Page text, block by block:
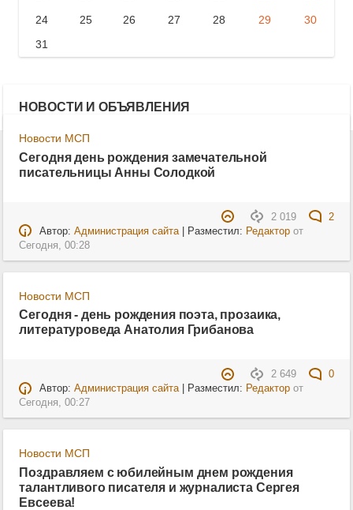
24
25 26 27 28 29
30
31
НОВОСТИ И ОБЪЯВЛЕНИЯ
Новости МСП
Сегодня день рождения замечательной
писательницы Анны Солодкой
2 019
2
Автор: Администрация сайта| Разместил: Редакторот
Сегодня, 00:28
Новости МСП
Сегодня - день рождения поэта, прозаика,
литературоведа Анатолия Грибанова
2 649
0
Автор: Администрация сайта| Разместил: Редакторот
Сегодня, 00:27
Новости МСП
Поздравляем с юбилейным днем рождения
талантливого писателя и журналиста Сергея
Евсеева!